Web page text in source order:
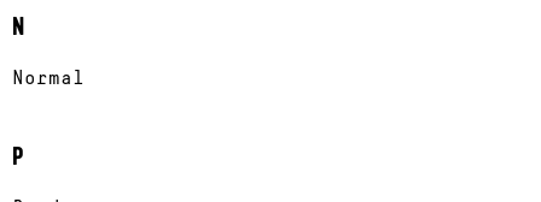
N
Normal
P